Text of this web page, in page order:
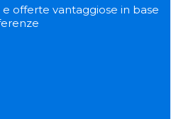
offerte vantaggiose in base